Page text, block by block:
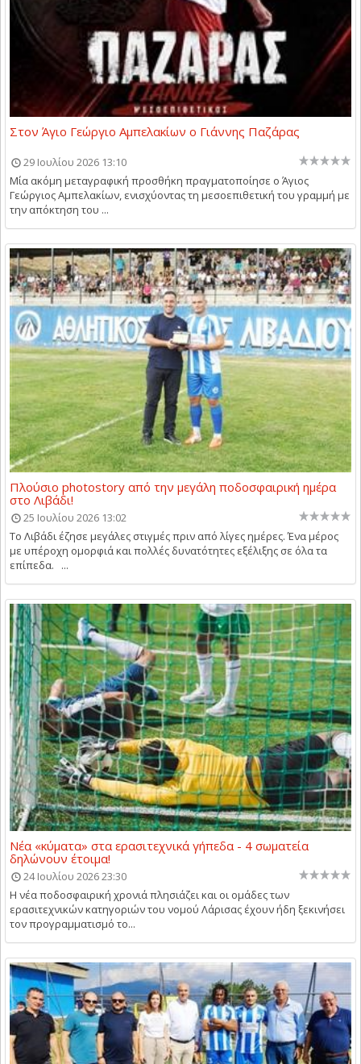
Στον Άγιο Γεώργιο Αμπελακίων ο Γιάννης Παζάρας
29 Ιουλίου 2026 13:10
Μία ακόμη μεταγραφική προσθήκη πραγματοποίησε ο Άγιος
Γεώργιος Αμπελακίων, ενισχύοντας τη μεσοεπιθετική του γραμμή με
την απόκτηση του ...
Πλούσιο photostory από την μεγάλη ποδοσφαιρική ημέρα
στο Λιβάδι!
25 Ιουλίου 2026 13:02
Το Λιβάδι έζησε μεγάλες στιγμές πριν από λίγες ημέρες. Ένα μέρος
με υπέροχη ομορφιά και πολλές δυνατότητες εξέλιξης σε όλα τα
επίπεδα. ...
Νέα «κύματα» στα ερασιτεχνικά γήπεδα - 4 σωματεία
δηλώνουν έτοιμα!
24 Ιουλίου 2026 23:30
Η νέα ποδοσφαιρική χρονιά πλησιάζει και οι ομάδες των
ερασιτεχνικών κατηγοριών του νομού Λάρισας έχουν ήδη ξεκινήσει
τον προγραμματισμό το...